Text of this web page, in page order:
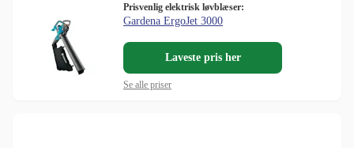
Prisvenlig elektrisk løvblæser:
Gardena ErgoJet 3000
Laveste pris her
Se alle priser